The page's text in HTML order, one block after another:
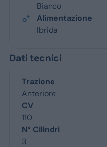
Bianco
Alimentazione
Ibrida
Dati tecnici
Trazione
Anteriore
CV
110
N° Cilindri
3